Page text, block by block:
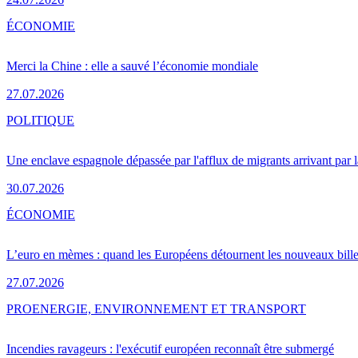
Merci la Chine : elle a sauvé l’économie mondiale
27.07.2026
ÉCONOMIE
Une enclave espagnole dépassée par l'afflux de migrants arrivant par
30.07.2026
POLITIQUE
L’euro en mèmes : quand les Européens détournent les nouveaux
27.07.2026
ÉCONOMIE
Incendies ravageurs : l'exécutif européen reconnaît être submergé
PROENERGIE, ENVIRONNEMENT ET TRANSPORT